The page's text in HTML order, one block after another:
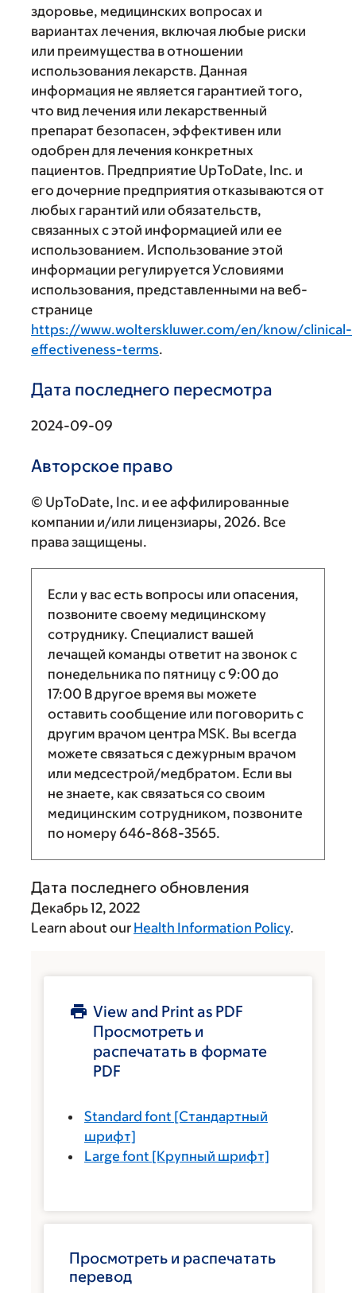
здоровье, медицинских вопросах и
вариантах лечения, включая любые риски
или преимущества в отношении
использования лекарств. Данная
информация не является гарантией того,
что вид лечения или лекарственный
препарат безопасен, эффективен или
одобрен для лечения конкретных
пациентов. Предприятие UpToDate, Inc. и
его дочерние предприятия отказываются от
любых гарантий или обязательств,
связанных с этой информацией или ее
использованием. Использование этой
информации регулируется Условиями
использования, представленными на веб-
странице
https://www.wolterskluwer.com/en/know/clinical-
effectiveness-terms.
Дата последнего пересмотра
2024-09-09
Авторское право
© UpToDate, Inc. и ее аффилированные
компании и/или лицензиары, 2026. Все
права защищены.
Если у вас есть вопросы или опасения,
позвоните своему медицинскому
сотруднику. Специалист вашей
лечащей команды ответит на звонок с
понедельника по пятницу с9:00 до
17:00 В другое время вы можете
оставить сообщение или поговорить с
другим врачом центра MSK. Вы всегда
можете связаться с дежурным врачом
или медсестрой/медбратом. Если вы
не знаете, как связаться со своим
медицинским сотрудником, позвоните
по номеру646-868-3565.
Дата последнего обновления
Декабрь 12, 2022
Learn about our Health Information Policy.
View and Print as PDF
Просмотреть и
распечатать в формате
PDF
Standard font [Стандартный
шрифт]
Large font [Крупный шрифт]
Просмотреть и распечатать
перевод